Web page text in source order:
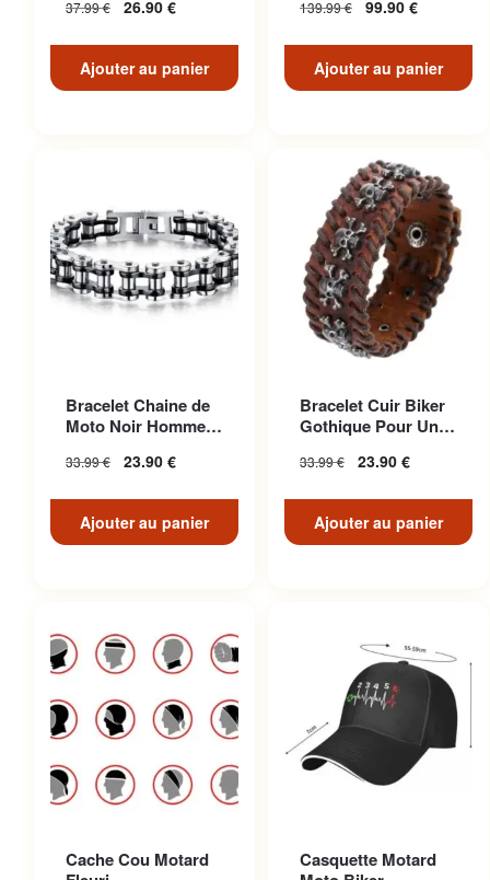
37.99€ 26.90 €
Ajouter au panier
139.99€ 99.90 €
Ajouter au panier
Bracelet Chaine de
Moto Noir Homme
33.99€ 23.90 €
Ajouter au panier
Bracelet Cuir Biker
Gothique Pour Un
Unique
33.99€ 23.90 €
Ajouter au panier
Cache Cou Motard
Casquette Motard